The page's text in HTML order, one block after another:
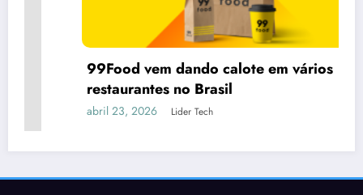
99Food vem dando calote em vários
restaurantes no Brasil
abril 23, 2026 Lider Tech